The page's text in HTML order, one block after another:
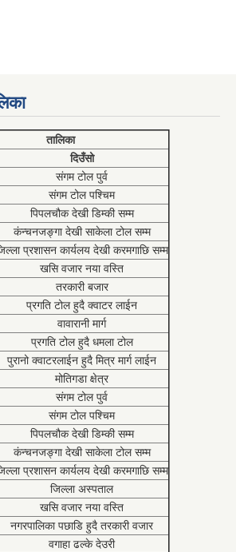
तालिका
दिउँसो
संगम टोल पुर्व
संगम टोल पश्चिम
पिपलचौक देखी डिम्की सम्म
कंन्चनजङ्गा देखी साकेला टोल सम्म
प्रशासन कार्यलय देखी करमगाछि सम्म
खसि वजार नया वस्ति
तरकारी बजार
प्रगति टोल हुदै क्वाटर लाईन
वावारानी मार्ग
प्रगति टोल हुदै धमला टोल
पुरानो क्वाटरलाईन हुदै मित्र मार्ग लाईन
मोतिगडा क्षेत्र
संगम टोल पुर्व
संगम टोल पश्चिम
पिपलचौक देखी डिम्की सम्म
कंन्चनजङ्गा देखी साकेला टोल सम्म
प्रशासन कार्यलय देखी करमगाछि सम्म
जिल्ला अस्पताल
खसि वजार नया वस्ति
नगरपालिका पछाडि हुदै तरकारी वजार
वगाहा ढल्के देउरी